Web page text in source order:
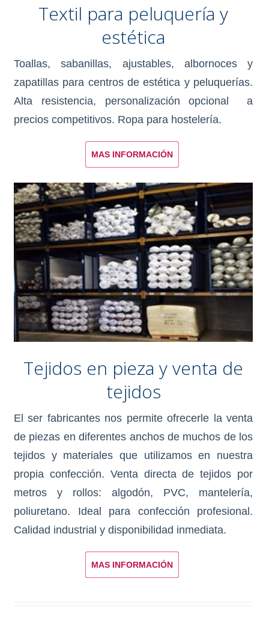
Textil para peluquería y
estética
Toallas, sabanillas, ajustables, albornoces y
zapatillas para centros de estética y peluquerías.
Alta resistencia, personalización opcional a
precios competitivos. Ropa para hostelería.
MAS INFORMACIÓN
Tejidos en pieza y venta de
tejidos
El ser fabricantes nos permite ofrecerle la venta
de piezas en diferentes anchos de muchos de los
tejidos y materiales que utilizamos en nuestra
propia confección. Venta directa de tejidos por
metros y rollos: algodón, PVC, mantelería,
poliuretano. Ideal para confección profesional.
Calidad industrial y disponibilidad inmediata.
MAS INFORMACIÓN